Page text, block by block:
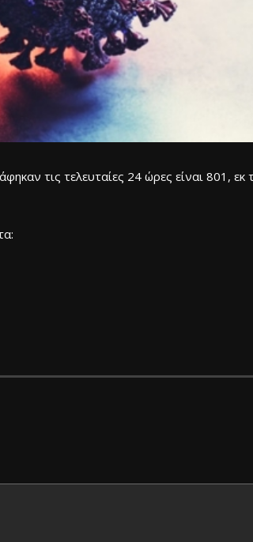
τις τελευταίες 24 ώρες είναι 801,